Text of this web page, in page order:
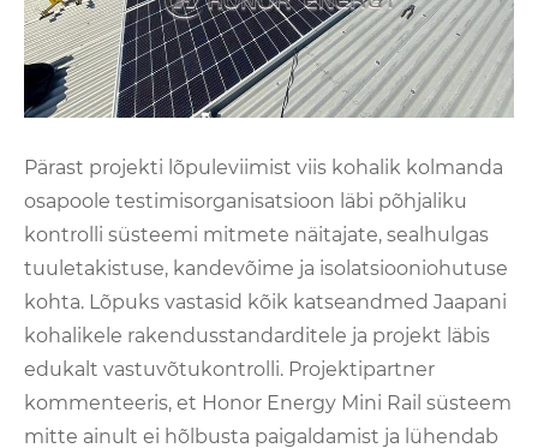
Pärast projekti lõpuleviimist viis kohalik kolmanda
osapoole testimisorganisatsioon läbi põhjaliku
kontrolli süsteemi mitmete näitajate, sealhulgas
tuuletakistuse, kandevõime ja isolatsiooniohutuse
kohta. Lõpuks vastasid kõik katseandmed Jaapani
kohalikele rakendusstandarditele ja projekt läbis
edukalt vastuvõtukontrolli. Projektipartner
kommenteeris, et Honor Energy Mini Rail süsteem
mitte ainult ei hõlbusta paigaldamist ja lühendab